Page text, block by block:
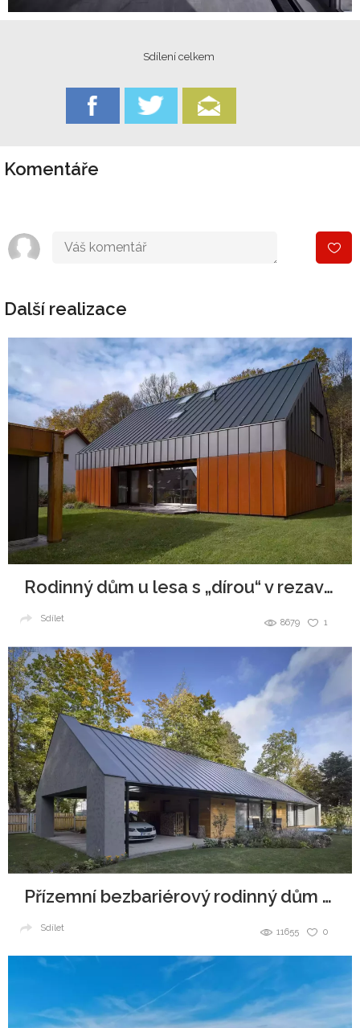
Sdílení celkem
Komentáře
Další realizace
Rodinný dům u lesa s „dírou“ v rezavé fasádě
1
8679
Sdílet
Přízemní bezbariérový rodinný dům u lesoparku
0
11655
Sdílet